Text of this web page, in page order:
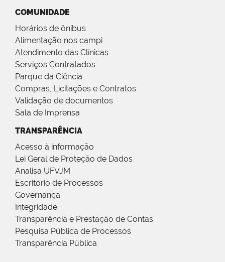
COMUNIDADE
Horários de ônibus
Alimentação nos campi
Atendimento das Clínicas
Serviços Contratados
Parque da Ciência
Compras, Licitações e Contratos
Validação de documentos
Sala de Imprensa
TRANSPARÊNCIA
Acesso à informação
Lei Geral de Proteção de Dados
Analisa UFVJM
Escritório de Processos
Governança
Integridade
Transparência e Prestação de Contas
Pesquisa Pública de Processos
Transparência Pública